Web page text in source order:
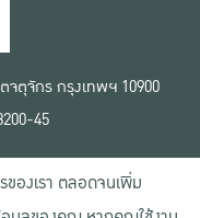
จตุจักร กรุงเทพฯ 10900
45
ต์
ของเรา ตลอดจนเพิ่ม